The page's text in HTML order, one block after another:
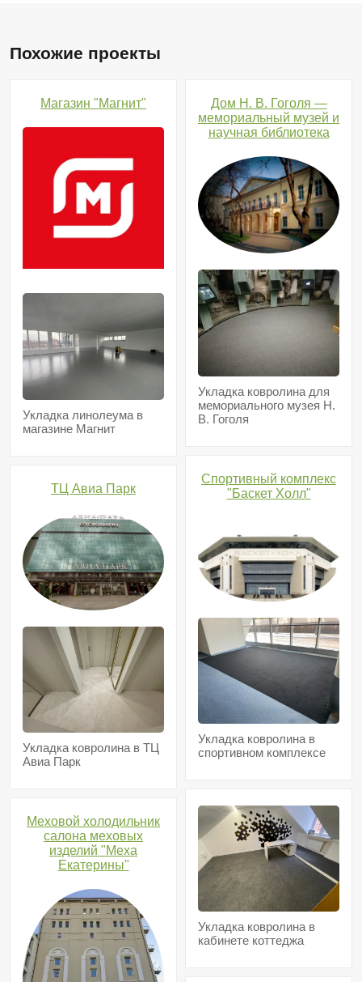
Похожие проекты
Магазин "Магнит"
Укладка линолеума в
магазине Магнит
ТЦ Авиа Парк
Укладка ковролина в ТЦ
Авиа Парк
Меховой холодильник
салона меховых
изделий "Меха
Екатерины"
Дом Н. В. Гоголя —
мемориальный музей и
научная библиотека
Укладка ковролина для
мемориального музея Н.
В. Гоголя
Спортивный комплекс
"Баскет Холл"
Укладка ковролина в
спортивном комплексе
Укладка ковролина в
кабинете коттеджа